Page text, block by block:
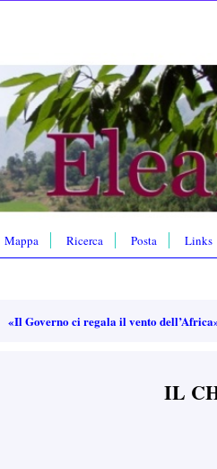
Mappa Ricerca Posta Links
«Il Governo ci regala il vento
IL